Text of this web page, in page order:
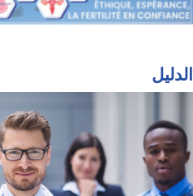
الدليل